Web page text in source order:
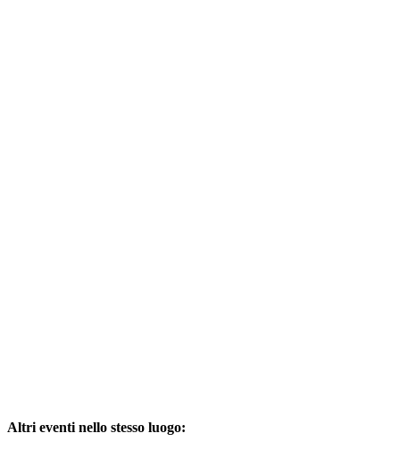
Altri eventi nello stesso luogo: